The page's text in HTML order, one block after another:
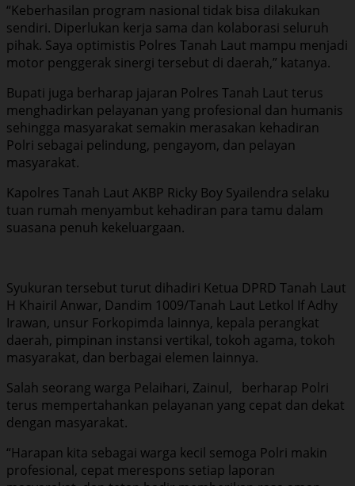
“Keberhasilan program nasional tidak bisa dilakukan
sendiri. Diperlukan kerja sama dan kolaborasi seluruh
pihak. Saya optimistis Polres Tanah Laut mampu menjadi
motor penggerak sinergi tersebut di daerah,” katanya.
Bupati juga berharap jajaran Polres Tanah Laut terus
menghadirkan pelayanan yang profesional dan humanis
sehingga masyarakat semakin merasakan kehadiran
Polri sebagai pelindung, pengayom, dan pelayan
masyarakat.
Kapolres Tanah Laut AKBP Ricky Boy Syailendra selaku
tuan rumah menyambut kehadiran para tamu dalam
suasana penuh kekeluargaan.
Syukuran tersebut turut dihadiri Ketua DPRD Tanah Laut
H Khairil Anwar, Dandim 1009/Tanah Laut Letkol If Adhy
Irawan, unsur Forkopimda lainnya, kepala perangkat
daerah, pimpinan instansi vertikal, tokoh agama, tokoh
masyarakat, dan berbagai elemen lainnya.
Salah seorang warga Pelaihari, Zainul, berharap Polri
terus mempertahankan pelayanan yang cepat dan dekat
dengan masyarakat.
“Harapan kita sebagai warga kecil semoga Polri makin
profesional, cepat merespons setiap laporan